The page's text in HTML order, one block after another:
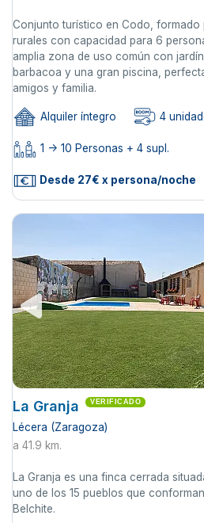
Conjunto turístico en Codo, formado
rurales con capacidad para 6
amplia zona de uso común con
barbacoa y una gran piscina,
amigos y familia.
Alquiler íntegro 4
1 -> 10 Personas + 4 supl.
Desde 27€ x persona/noche
La Granja VERIFICADO
Lécera (Zaragoza)
a 41.9 km.
La Granja es una finca cerrada
uno de los 15 pueblos que
Belchite.